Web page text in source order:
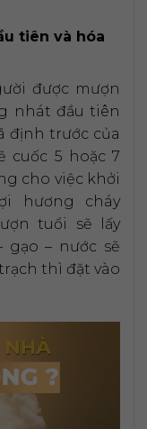
tiên và hóa
được mượn
nhát đầu tiên
định trước của
cuốc 5 hoặc 7
cho việc khởi
hương cháy
tuổi sẽ lấy
– nước sẽ
thì đặt vào